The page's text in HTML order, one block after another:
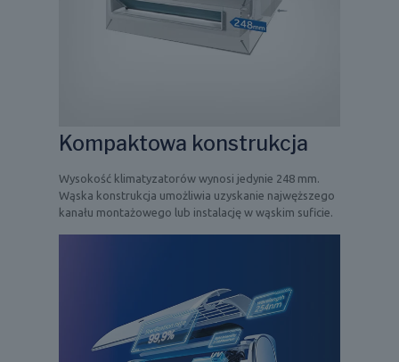
Kompaktowa konstrukcja
Wysokość klimatyzatorów wynosi jedynie 248 mm.
Wąska konstrukcja umożliwia uzyskanie najwęższego
kanału montażowego lub instalację w wąskim suficie.